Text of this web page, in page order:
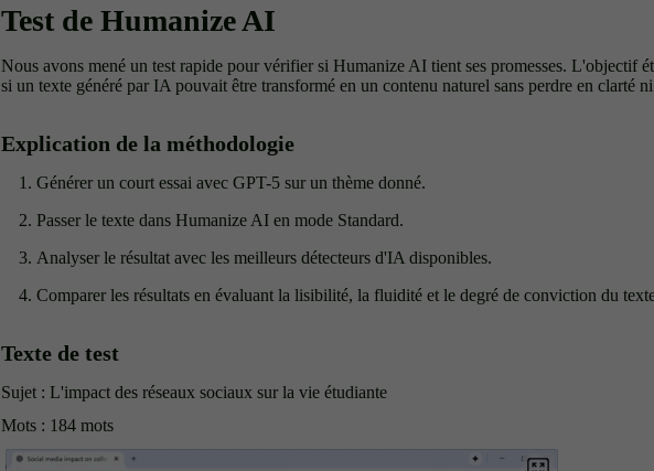
Test de Humanize AI
Nous avons mené un test rapide pour vérifier si Humanize AI tient ses promesses. L'objectif
si un texte généré par IA pouvait être transformé en un contenu naturel sans perdre en clarté
Explication de la méthodologie
Générer un court essai avec GPT-5 sur un thème donné.
Passer le texte dans Humanize AI en mode Standard.
Analyser le résultat avec les meilleurs détecteurs d'IA disponibles.
Comparer les résultats en évaluant la lisibilité, la fluidité et le degré de conviction du
Texte de test
Sujet : L'impact des réseaux sociaux sur la vie étudiante
Mots : 184 mots